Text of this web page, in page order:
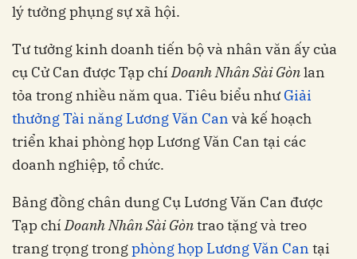
lý tưởng phụng sự xã hội.
Tư tưởng kinh doanh tiến bộ và nhân văn ấy của
cụ Cử Can được Tạp chíDoanh Nhân Sài Gònlan
tỏa trong nhiều năm qua. Tiêu biểu như Giải
thưởng Tài năng Lương Văn Can và kế hoạch
triển khai phòng họp Lương Văn Can tại các
doanh nghiệp, tổ chức.
Bảng đồng chân dung Cụ Lương Văn Can được
Tạp chíDoanh Nhân Sài Gòntrao tặng và treo
trang trọng trongphòng họp Lương Văn Can tại